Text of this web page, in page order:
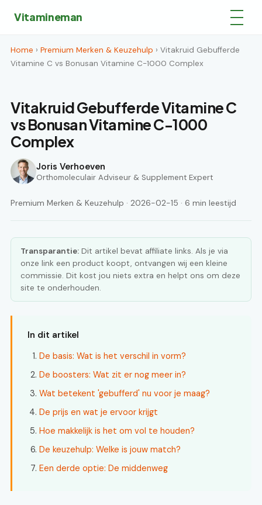
Vitamineman
Home › Premium Merken & Keuzehulp › Vitakruid Gebufferde
Vitamine C vs Bonusan Vitamine C-1000 Complex
Vitakruid Gebufferde Vitamine C
vs Bonusan Vitamine C-1000
Complex
Joris Verhoeven
Orthomoleculair Adviseur & Supplement Expert
Premium Merken & Keuzehulp · 2026-02-15 · 6 min leestijd
Transparantie: Dit artikel bevat affiliate links. Als je via
onze link een product koopt, ontvangen wij een kleine
commissie. Dit kost jou niets extra en helpt ons om deze
site te onderhouden.
In dit artikel
De basis: Wat is het verschil in vorm?
De boosters: Wat zit er nog meer in?
Wat betekent 'gebufferd' nu voor je maag?
De prijs en wat je ervoor krijgt
Hoe makkelijk is het om vol te houden?
De keuzehulp: Welke is jouw match?
Een derde optie: De middenweg